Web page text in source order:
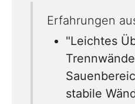
Erfahrungen
"Leichtes
stabile